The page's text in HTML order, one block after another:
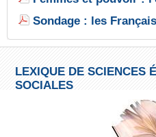
Sondage : les
LEXIQUE DE SCIENCES
SOCIALES